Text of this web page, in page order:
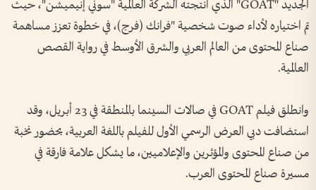
الجديد "GOAT" الذي أنتجته الشركة العالمية "سوني إنيميشن"، حيث
تم اختياره لأداء صوت شخصية "فرانك (فرج)، في خطوة تعزز مساهمة
صناع المحتوى من العالم العربي والشرق الأوسط في رواية القصص
العالمية.
وانطلق فيلم GOAT في صالات السينما بالمنطقة في 23 أبريل، وقد
استضافت دبي العرض الرسمي الأول للفيلم باللغة العربية، بحضور نخبة
من صناع المحتوى والمؤثرين والإعلاميين، ما يشكل علامة فارقة في
مسيرة صناع المحتوى العرب.